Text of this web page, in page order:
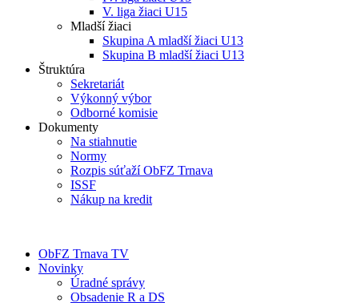
V. liga žiaci U15
Mladší žiaci
Skupina A mladší žiaci U13
Skupina B mladší žiaci U13
Štruktúra
Sekretariát
Výkonný výbor
Odborné komisie
Dokumenty
Na stiahnutie
Normy
Rozpis súťaží ObFZ Trnava
ISSF
Nákup na kredit
ObFZ Trnava TV
Novinky
Úradné správy
Obsadenie R a DS